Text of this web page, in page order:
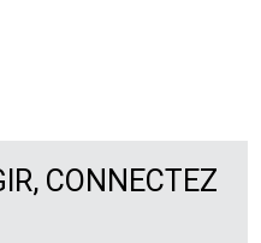
CONNECTEZ